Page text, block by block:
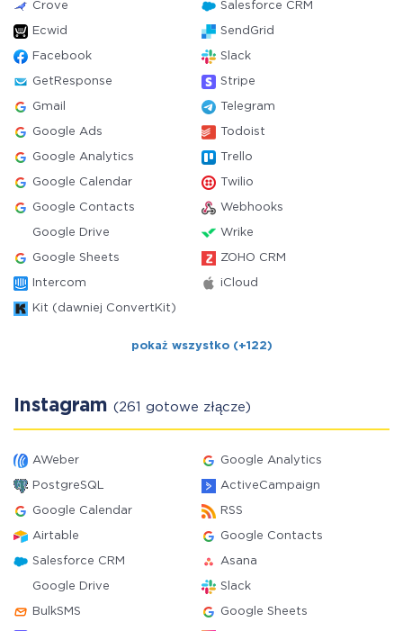
Crove Salesforce CRM
Ecwid SendGrid
Facebook Slack
GetResponse Stripe
Gmail Telegram
Google Ads Todoist
Google Analytics Trello
Google Calendar Twilio
Google Contacts Webhooks
Google Drive Wrike
Google Sheets ZOHO CRM
Intercom iCloud
Kit (dawniej ConvertKit)
pokaż wszystko (+122)
Instagram (261 gotowe złącze)
AWeber Google Analytics
PostgreSQL ActiveCampaign
Google Calendar RSS
Airtable Google Contacts
Salesforce CRM Asana
Google Drive Slack
BulkSMS Google Sheets